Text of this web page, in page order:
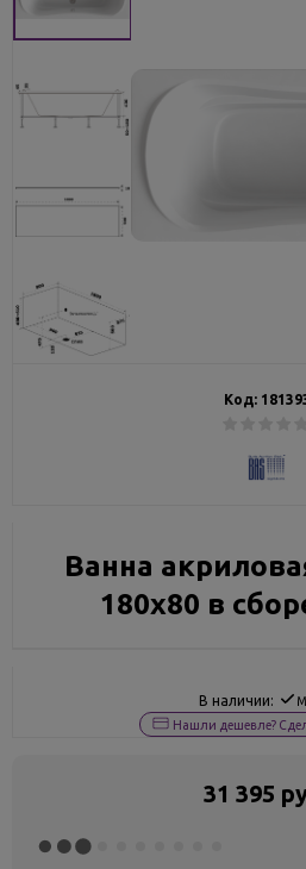
Код:
Ванна
180х80 в
В наличии:
Нашли дешевле?
31 395